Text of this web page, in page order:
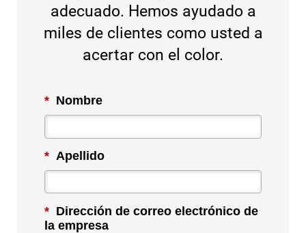
adecuado. Hemos ayudado a
miles de clientes como usted a
acertar con el color.
* Nombre
* Apellido
* Dirección de correo electrónico de
la empresa